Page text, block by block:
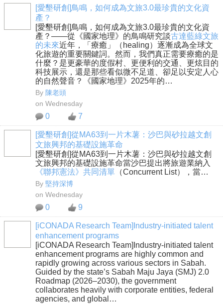
[愛墾研創]鳥鳴，如何成為文旅3.0最珍貴的文化資
產？
[愛墾研創]鳥鳴，如何成為文旅3.0最珍貴的文化資
產？——從《國家地理》的鳥鳴研究談古達藍綠文旅
的未來近年，「療癒」（healing）逐漸成為全球文
化旅遊的重要關鍵詞。然而，我們真正需要療癒的是
什麼？是更豪華的度假村、更便利的交通、更炫目的
科技展示，還是那些看似微不足道、卻足以安定人心
的自然聲音？《國家地理》2025年的…
By 陳老頭
on Wednesday
0 7
[愛墾研創]從MA63到一片木薯：沙巴與砂拉越文創
文旅興邦的基礎設施革命
[愛墾研創]從MA63到一片木薯：沙巴與砂拉越文創
文旅興邦的基礎設施革命當沙巴提出將旅遊業納入
《聯邦憲法》共同清單 （Concurrent List），當…
By 堅持深博
on Wednesday
0 9
[iCONADA Research Team]Industry-initiated talent
enhancement programs
[iCONADA Research Team]Industry-initiated talent
enhancement programs are highly common and
rapidly growing across various sectors in Sabah.
Guided by the state’s Sabah Maju Jaya (SMJ) 2.0
Roadmap (2026–2030), the government
collaborates heavily with corporate entities, federal
agencies, and global…